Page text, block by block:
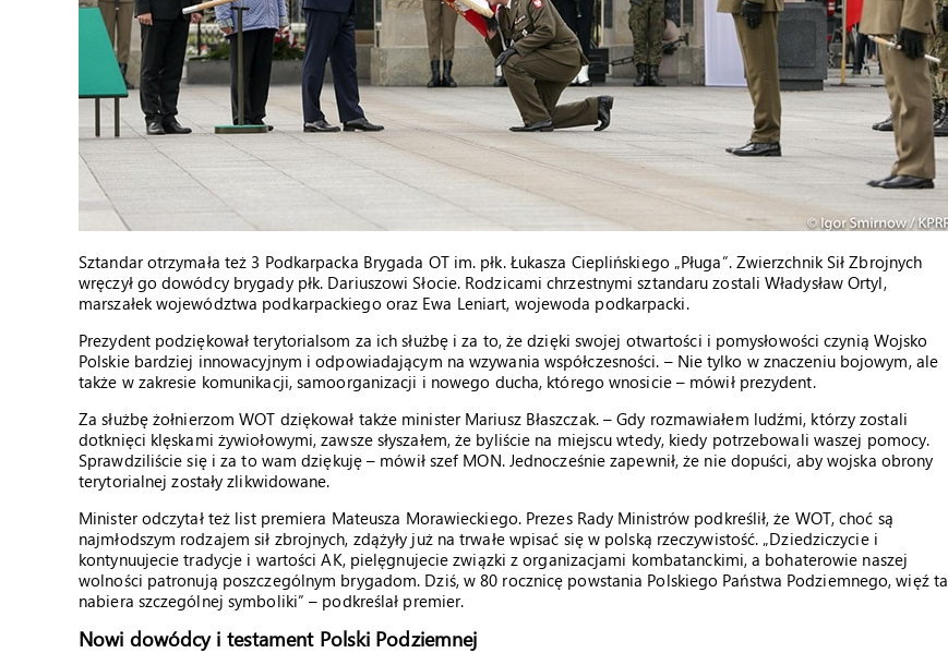
Sztandar otrzymała też 3 Podkarpacka Brygada OT im. płk. Łukasza Cieplińskiego „Pługa”. Zwierzchnik Sił Zbrojnych
wręczył go dowódcy brygady płk. Dariuszowi Słocie. Rodzicami chrzestnymi sztandaru zostali Władysław Ortyl,
marszałek województwa podkarpackiego oraz Ewa Leniart, wojewoda podkarpacki.
Prezydent podziękował terytorialsom za ich służbę i za to, że dzięki swojej otwartości i pomysłowości czynią Wojsko
Polskie bardziej innowacyjnym i odpowiadającym na wzywania współczesności. – Nie tylko w znaczeniu bojowym, ale
także w zakresie komunikacji, samoorganizacji i nowego ducha, którego wnosicie – mówił prezydent.
Za służbę żołnierzom WOT dziękował także minister Mariusz Błaszczak. – Gdy rozmawiałem ludźmi, którzy zostali
dotknięci klęskami żywiołowymi, zawsze słyszałem, że byliście na miejscu wtedy, kiedy potrzebowali waszej pomocy.
Sprawdziliście się i za to wam dziękuję – mówił szef MON. Jednocześnie zapewnił, że nie dopuści, aby wojska obrony
terytorialnej zostały zlikwidowane.
Minister odczytał też list premiera Mateusza Morawieckiego. Prezes Rady Ministrów podkreślił, że WOT, choć są
najmłodszym rodzajem sił zbrojnych, zdążyły już na trwałe wpisać się w polską rzeczywistość. „Dziedziczycie i
kontynuujecie tradycje i wartości AK, pielęgnujecie związki z organizacjami kombatanckimi, a bohaterowie naszej
wolności patronują poszczególnym brygadom. Dziś, w 80 rocznicę powstania Polskiego Państwa Podziemnego, więź ta
nabiera szczególnej symboliki” – podkreślał premier.
Nowi dowódcy i testament Polski Podziemnej